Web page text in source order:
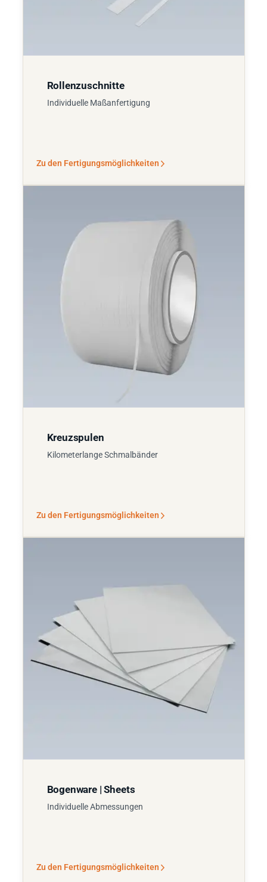
Rollenzuschnitte
Individuelle Maßanfertigung
Zu den Fertigungsmöglichkeiten
Kreuzspulen
Kilometerlange Schmalbänder
Zu den Fertigungsmöglichkeiten
Bogenware | Sheets
Individuelle Abmessungen
Zu den Fertigungsmöglichkeiten